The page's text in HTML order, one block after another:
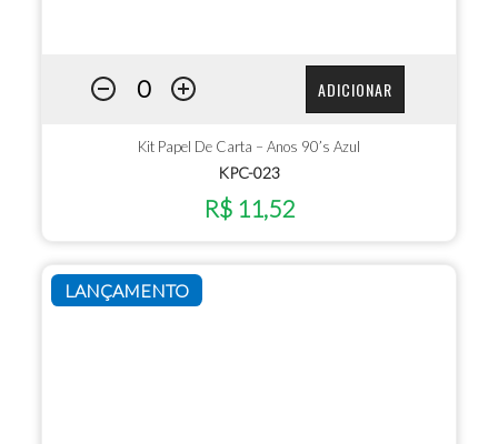
ADICIONAR
Kit Papel De Carta – Anos 90’s Azul
KPC-023
R$ 11,52
LANÇAMENTO